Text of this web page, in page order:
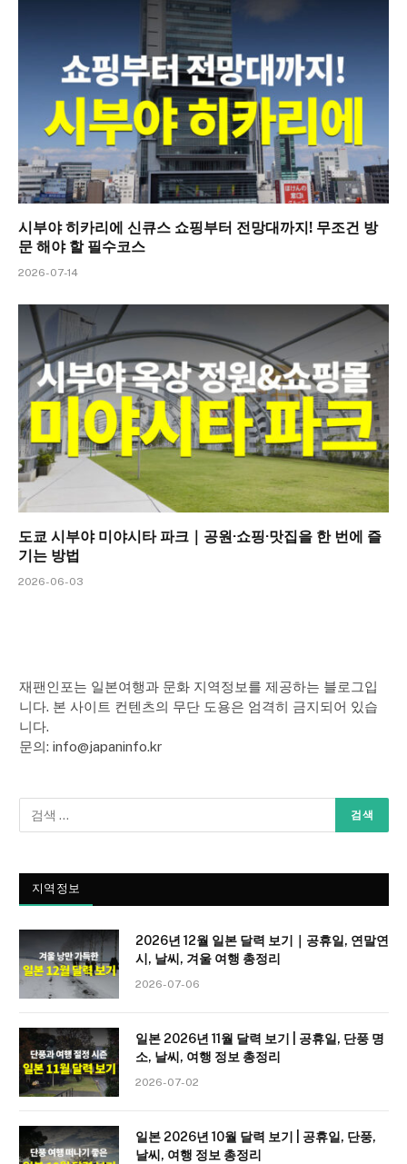
시부야 히카리에 신큐스 쇼핑부터 전망대까지! 무조건 방
문 해야 할 필수코스
2026-07-14
도쿄 시부야 미야시타 파크｜공원·쇼핑·맛집을 한 번에 즐
기는 방법
2026-06-03
재팬인포는 일본여행과 문화 지역정보를 제공하는 블로그입
니다. 본 사이트 컨텐츠의 무단 도용은 엄격히 금지되어 있습
니다.
문의: info@japaninfo.kr
지역정보
2026년 12월 일본 달력 보기｜공휴일, 연말연
시, 날씨, 겨울 여행 총정리
2026-07-06
일본 2026년 11월 달력 보기 | 공휴일, 단풍 명
소, 날씨, 여행 정보 총정리
2026-07-02
일본 2026년 10월 달력 보기 | 공휴일, 단풍,
날씨, 여행 정보 총정리